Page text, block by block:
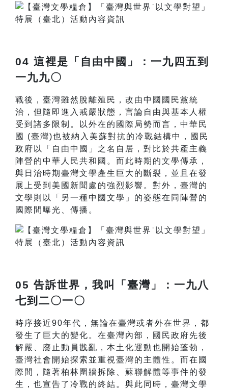
04 這裡是「自由中國」：一九四五到
一九九〇
戰後，臺灣雖然脫離殖民，改由中國國民黨統
治，但隨即進入戒嚴狀態，言論自由與基本人權
受到諸多限制。以外在的國際局勢而言，中華民
國 (臺灣)也被納入美蘇對抗的冷戰結構中，國民
政府以「自由中國」之名自居，對比於共產主義
陣營的中華人民共和國。而此時期的文學傳承，
與日治時期臺灣文學產生巨大的斷裂，並且在發
展上受到美國新聞處的強烈影響。對外，臺灣的
文學則以「另一種中國文學」的姿態在同陣營的
國際間曝光、傳播。
05 告訴世界，我叫「臺灣」：一九八
七到二〇一〇
時序接近90年代，無論在臺灣或者外在世界，都
發生了巨大的變化。在臺灣內部，國民政府先後
解嚴、廢止動員戡亂，本土化運動也開始蓬勃，
臺灣社會開始探索並重視臺灣的主體性。而在國
際間，隨著柏林圍牆拆除、蘇聯解體等事件的發
生，也宣告了冷戰的終結。與此同時，臺灣文學